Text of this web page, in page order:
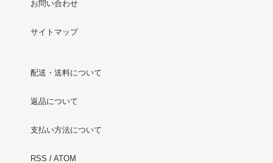
お問い合わせ
サイトマップ
配送・送料について
返品について
支払い方法について
RSS / ATOM